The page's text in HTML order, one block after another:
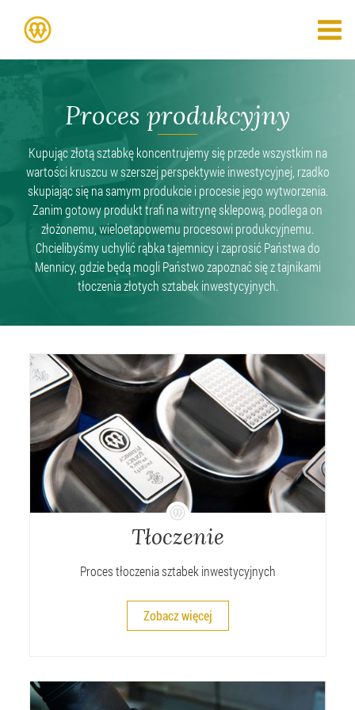
Proces produkcyjny
Kupując złotą sztabkę koncentrujemy się przede wszystkim na
wartości kruszcu w szerszej perspektywie inwestycyjnej, rzadko
skupiając się na samym produkcie i procesie jego wytworzenia.
Zanim gotowy produkt trafi na witrynę sklepową, podlega on
złożonemu, wieloetapowemu procesowi produkcyjnemu.
Chcielibyśmy uchylić rąbka tajemnicy i zaprosić Państwa do
Mennicy, gdzie będą mogli Państwo zapoznać się z tajnikami
tłoczenia złotych sztabek inwestycyjnych.
Tłoczenie
Proces tłoczenia sztabek inwestycyjnych
Zobacz więcej